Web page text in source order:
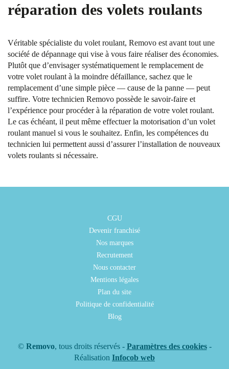
réparation des volets roulants
Véritable spécialiste du volet roulant, Removo est avant tout une
société de dépannage qui vise à vous faire réaliser des économies.
Plutôt que d’envisager systématiquement le remplacement de
votre volet roulant à la moindre défaillance, sachez que le
remplacement d’une simple pièce — cause de la panne — peut
suffire. Votre technicien Removo possède le savoir-faire et
l’expérience pour procéder à la réparation de votre volet roulant.
Le cas échéant, il peut même effectuer la motorisation d’un volet
roulant manuel si vous le souhaitez. Enfin, les compétences du
technicien lui permettent aussi d’assurer l’installation de nouveaux
volets roulants si nécessaire.
CGU
Devenir franchisé
Nos marques
Recrutement
Nous contacter
Mentions légales
Plan du site
Politique de confidentialité
Blog
© Removo, tous droits réservés - Paramètres des cookies-
Réalisation Infocob web